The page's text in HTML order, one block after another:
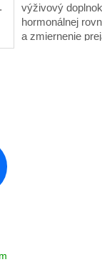
hviezdičiek.
výživový
hormonálnej
a zmiernenie